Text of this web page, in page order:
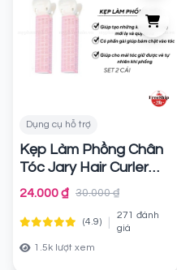
Dụng cụ hỗ trợ
Kẹp Làm Phồng Chân
Tóc Jary Hair Curler
Clip Set 2 Cái
24.000 ₫ 30.000 ₫
(4.9)
271 đánh
giá
1.5k lượt xem